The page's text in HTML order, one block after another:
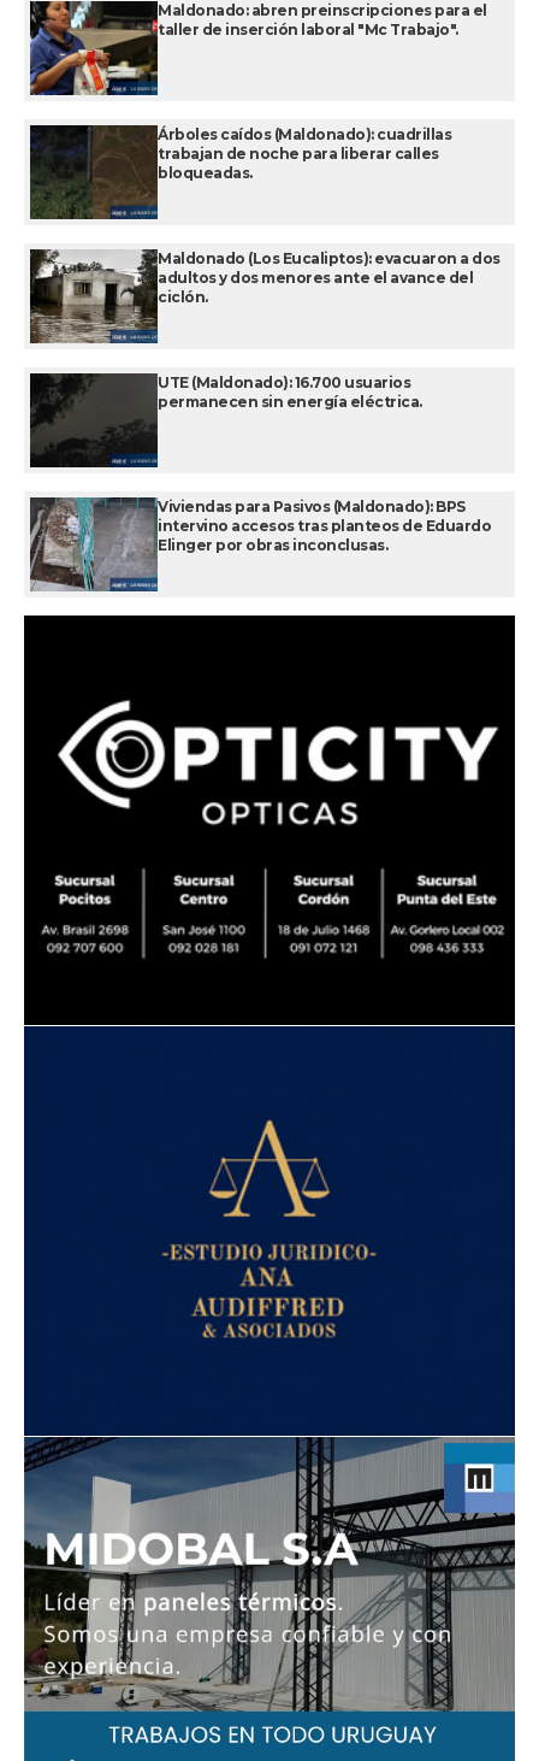
Maldonado: abren preinscripciones para el
taller de inserción laboral "Mc Trabajo".
Árboles caídos (Maldonado): cuadrillas
trabajan de noche para liberar calles
bloqueadas.
Maldonado (Los Eucaliptos): evacuaron a dos
adultos y dos menores ante el avance del
ciclón.
UTE (Maldonado): 16.700 usuarios
permanecen sin energía eléctrica.
Viviendas para Pasivos (Maldonado): BPS
intervino accesos tras planteos de Eduardo
Elinger por obras inconclusas.